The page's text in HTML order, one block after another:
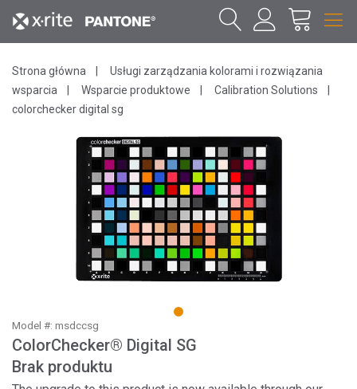
Strona główna
Usługi zarządzania kolorami i rozwiązania
wsparcia
Wsparcie produktowe
Calibration Solutions
colorchecker digital sg
1
Model #: msdccsg
ColorChecker® Digital SG
Brak produktu